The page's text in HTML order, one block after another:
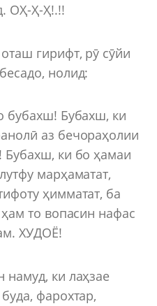
ОҲ-Ҳ-Ҳ!.!!
гирифт, рӯ сӯйи
нолид:
бубахш! Бубахш, ки
аз бечораҳолии
ки бо ҳамаи
марҳаматат,
ҳимматат, ба
то вопасин нафас
ХУДОЁ!
ки лаҳзае
фарохтар,